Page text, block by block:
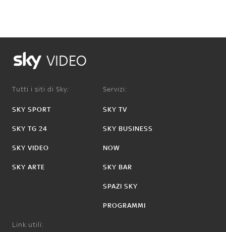
VIDEO
Tutti i siti di Sky:
SKY SPORT
SKY TG 24
SKY VIDEO
SKY ARTE
Servizi:
SKY TV
SKY BUSINESS
NOW
SKY BAR
SPAZI SKY
PROGRAMMI
Link utili: